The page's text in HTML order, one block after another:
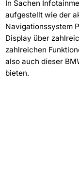
In Sachen
aufgestellt wie der
Navigationssystem
Display über
zahlreichen
also auch dieser
bieten.